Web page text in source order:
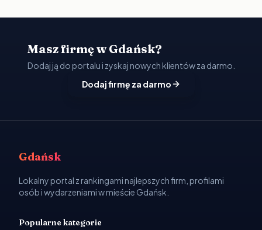
Masz firmę w Gdańsk?
Dodaj ją do portalu i zyskaj nowych klientów za darmo.
Dodaj firmę za darmo
Gdańsk
Lokalny portal z rankingami najlepszych firm, profilami
osób i wydarzeniami w mieście Gdańsk.
Popularne kategorie